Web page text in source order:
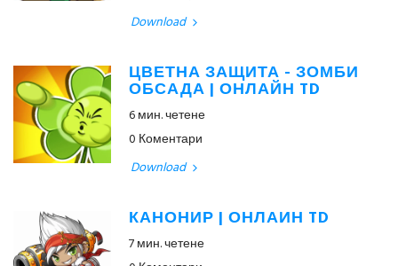
Download
ЦВЕТНА ЗАЩИТА - ЗОМБИ
ОБСАДА | ОНЛАЙН TD
6 мин. четене
0 Коментари
Download
КАНОНИР | ОНЛАЙН TD
7 мин. четене